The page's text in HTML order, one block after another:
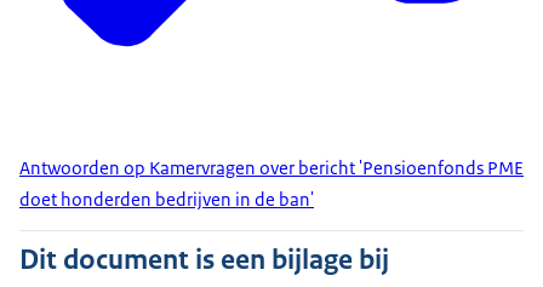
Antwoorden op Kamervragen over bericht 'Pensioenfonds PME
doet honderden bedrijven in de ban'
Dit document is een bijlage bij